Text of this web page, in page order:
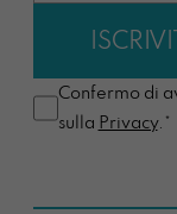
Confermo di
sulla Privacy.*